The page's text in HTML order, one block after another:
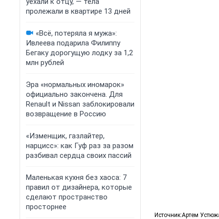
пролежали в квартире 13 дней
«Всё, потеряла я мужа»:
Ивлеева подарила Филиппу
Бегаку дорогущую лодку за 1,2
млн рублей
Эра «нормальных иномарок»
официально закончена. Для
Renault и Nissan заблокировали
возвращение в Россию
«Изменщик, газлайтер,
нарцисс»: как Гуф раз за разом
разбивал сердца своих пассий
Маленькая кухня без хаоса: 7
правил от дизайнера, которые
сделают пространство
просторнее
Источник:Артем